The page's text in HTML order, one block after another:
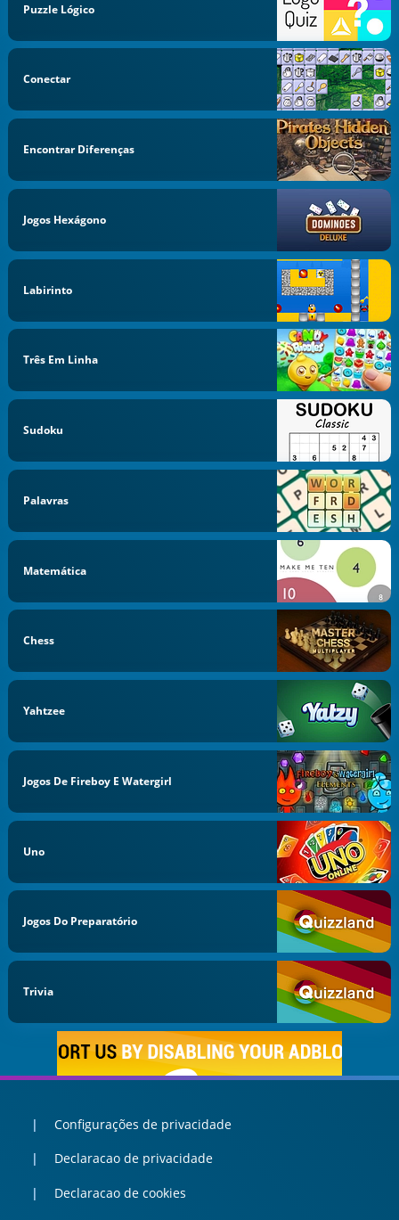
Puzzle Lógico
Conectar
Encontrar Diferenças
Jogos Hexágono
Labirinto
Três Em Linha
Sudoku
Palavras
Matemática
Chess
Yahtzee
Jogos De Fireboy E Watergirl
Uno
Jogos Do Preparatório
Trivia
Configurações de privacidade
Declaracao de privacidade
Declaracao de cookies